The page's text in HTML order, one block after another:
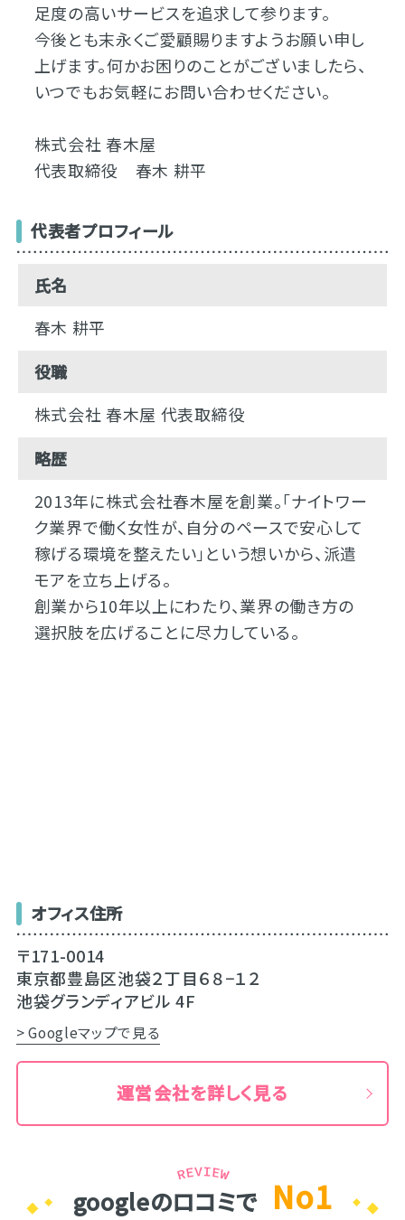
足度の高いサービスを追求して参ります。
今後とも末永くご愛顧賜りますようお願い申し
上げます。何かお困りのことがございましたら、
いつでもお気軽にお問い合わせください。
株式会社 春木屋
代表取締役 春木 耕平
代表者プロフィール
氏名
春木 耕平
役職
株式会社 春木屋 代表取締役
略歴
2013年に株式会社春木屋を創業。「ナイトワー
ク業界で働く女性が、自分のペースで安心して
稼げる環境を整えたい」という想いから、派遣
モアを立ち上げる。
創業から10年以上にわたり、業界の働き方の
選択肢を広げることに尽力している。
オフィス住所
〒171-0014
東京都豊島区池袋２丁目６８−１２
池袋グランディアビル 4F
> Googleマップで見る
運営会社を詳しく見る
googleのロコミで No1